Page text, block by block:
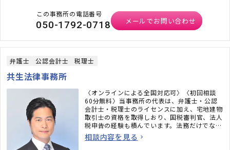
この事務所の電話番号
050-1792-0718 メールでお問い合わせ
弁護士 公認会計士 税理士
共生法律事務所
〈オンラインによる全国対応可〉〈初回相談
60分無料〉当事務所の代表は、弁護士・公認
会計士・税理士のライセンスに加え、宅地建物
取引士の資格を取得しおり、国税審判官、法人
税申告の経験も積んでいます。法務だけでな
く、税務のことまで考えた包括的なサポートを
ご提供いたします。不動産・相続でお困りの
相談内容を見る